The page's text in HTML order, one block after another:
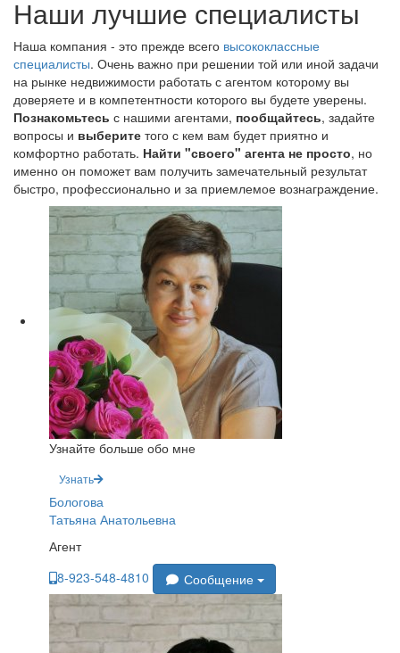
Наши лучшие специалисты
Наша компания - это прежде всего высококлассные
специалисты. Очень важно при решении той или иной задачи
на рынке недвижимости работать с агентом которому вы
доверяете и в компетентности которого вы будете уверены.
Познакомьтесь с нашими агентами, пообщайтесь, задайте
вопросы и выберите того с кем вам будет приятно и
комфортно работать. Найти "своего" агента не просто, но
именно он поможет вам получить замечательный результат
быстро, профессионально и за приемлемое вознаграждение.
Узнайте больше обо мне
Узнать
Бологова
Татьяна Анатольевна
Агент
8-923-548-4810
Сообщение